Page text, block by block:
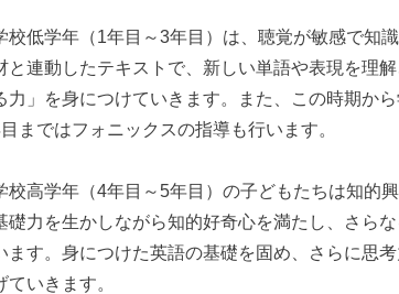
校低学年（1年目～3年目）は、聴覚が敏感で知
と連動したテキストで、新しい単語や表現を理
力」を身につけていきます。また、この時期か
まではフォニックスの指導も行います。
校高学年（4年目～5年目）の子どもたちは知的
礎力を生かしながら知的好奇心を満たし、さら
ます。身につけた英語の基礎を固め、さらに思
ていきます。